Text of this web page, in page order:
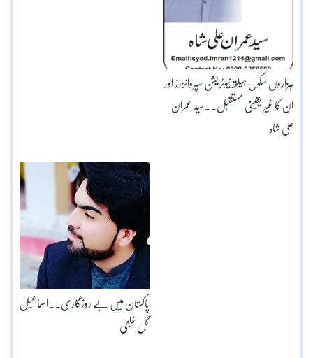
ہزاروں سکول ہیلتھ نیوٹریشن سپروائزرز اور
ان کا غیر یقینی مستقبل۔۔سید عمران
علی شاہ
پاکستان میں بے روزگاری۔۔اسماعیل
گُل خلجی